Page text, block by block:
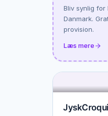
Bliv synlig for
Danmark.
provision.
Læs mere